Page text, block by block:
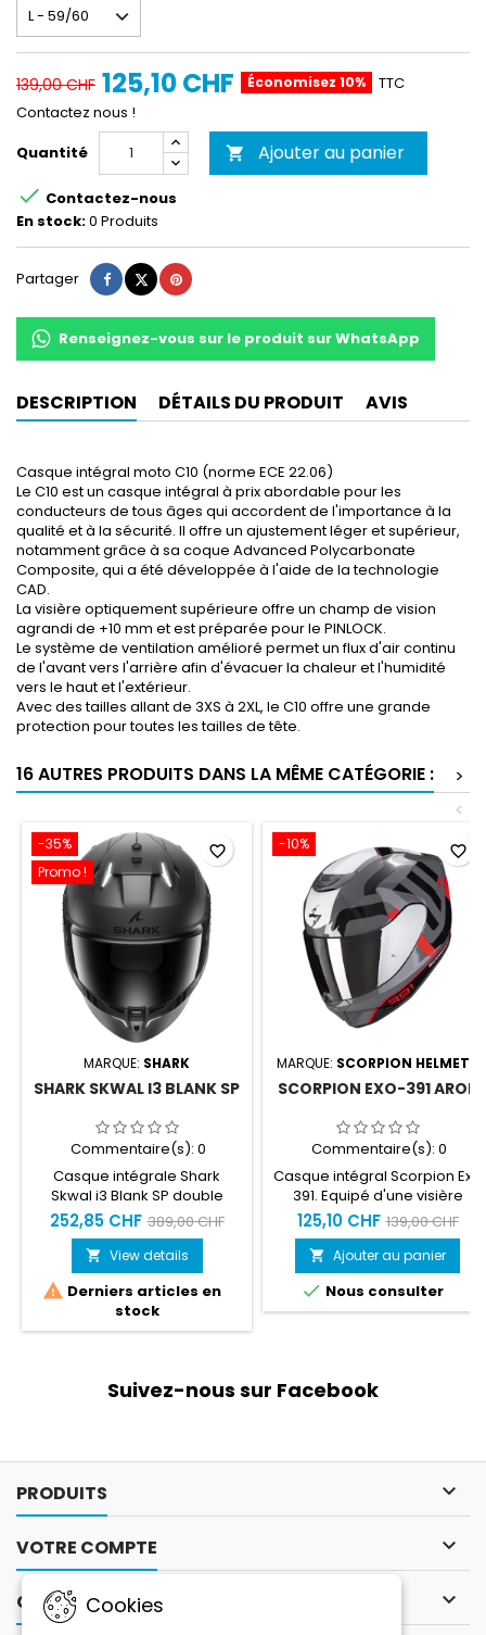
139,00 CHF 125,10 CHF Économisez 10%
TTC
Contactez nous !
Quantité
 Ajouter au panier
 Contactez-nous
En stock:0 Produits
Partager Partager
TweetPinterest
Renseignez-vous sur le produit sur WhatsApp
DESCRIPTION DÉTAILS DU PRODUIT AVIS
Casque intégral moto C10 (norme ECE 22.06)
Le C10 est un casque intégral à prix abordable pour les
conducteurs de tous âges qui accordent de l'importance à la
qualité et à la sécurité. Il offre un ajustement léger et supérieur,
notamment grâce à sa coque Advanced Polycarbonate
Composite, qui a été développée à l'aide de la technologie
CAD.
La visière optiquement supérieure offre un champ de vision
agrandi de +10 mm et est préparée pour le PINLOCK.
Le système de ventilation amélioré permet un flux d'air continu
de l'avant vers l'arrière afin d'évacuer la chaleur et l'humidité
vers le haut et l'extérieur.
Avec des tailles allant de 3XS à 2XL, le C10 offre une grande
protection pour toutes les tailles de tête.
16 AUTRES PRODUITS DANS LA MÊME CATÉGORIE :
>
<
-35%
Promo !
MARQUE: SHARK
SHARK SKWAL I3 BLANK SP
Commentaire(s): 0
Casque intégrale Shark
Skwal i3 Blank SP double
visières équipé pinlock. Feux
leds intelligents capable de
s'allumer lors des freinages
252,85 CHF 389,00 CHF
 View details
 Derniers articles en
stock
favorite_border -10%
MARQUE: SCORPION HELMETS
SCORPION EXO-391 AROK
Commentaire(s): 0
Casque intégral Scorpion Exo
391. Equipé d'une visière
transparente et préparé
pinlock.
125,10 CHF 139,00 CHF
 Ajouter au panier
 Nous consulter
favorite_border
Suivez-nous sur Facebook
PRODUITS 
VOTRE COMPTE 
CONTACT 
Cookies